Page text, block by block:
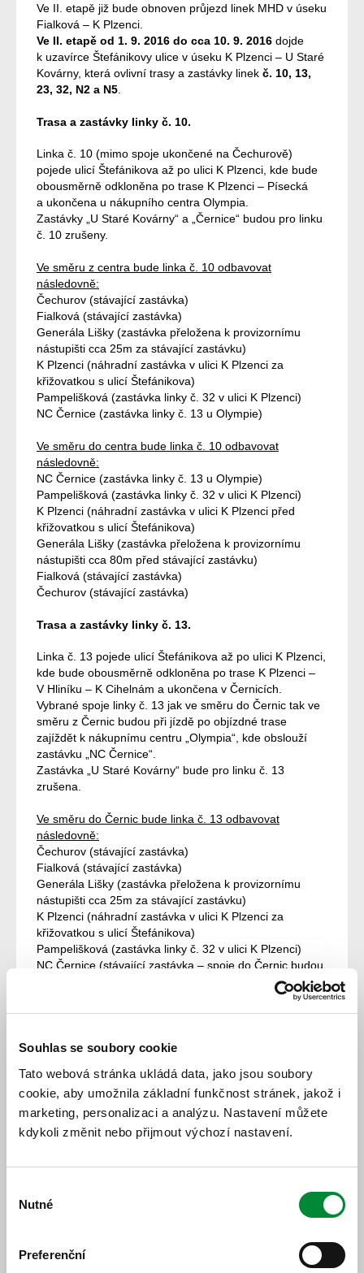
Souhlas se soubory cookie
Tato webová stránka ukládá data, jako jsou soubory
cookie, aby umožnila základní funkčnost stránek, jakož i
marketing, personalizaci a analýzu. Nastavení můžete
kdykoli změnit nebo přijmout výchozí nastavení.
souhlasu
Nutné
Preferenční
Ve II. etapě již bude obnoven průjezd linek MHD v úseku
Fialková – K Plzenci.
Ve II. etapě od 1. 9. 2016 do cca 10. 9. 2016 dojde
k uzavírce Štefánikovy ulice v úseku K Plzenci – U Staré
Kovárny, která ovlivní trasy a zastávky linek č. 10, 13,
23, 32, N2 a N5
Trasa a zastávky linky č. 10.
Linka č. 10 (mimo spoje ukončené na Čechurově)
pojede ulicí Štefánikova až po ulici K Plzenci, kde bude
obousměrně odkloněna po trase K Plzenci – Písecká
a ukončena u nákupního centra Olympia.
Zastávky „U Staré Kovárny“ a „Černice“ budou pro linku
č. 10 zrušeny.
Ve směru z centra bude linka č. 10 odbavovat
následovně:
Čechurov (stávající zastávka)
Fialková (stávající zastávka)
Generála Lišky (zastávka přeložena k provizornímu
nástupišti cca 25m za stávající zastávku)
K Plzenci (náhradní zastávka v ulici K Plzenci za
křižovatkou s ulicí Štefánikova)
Pampelišková (zastávka linky č. 32 v ulici K Plzenci)
NC Černice (zastávka linky č. 13 u Olympie)
Ve směru do centra bude linka č. 10 odbavovat
následovně:
NC Černice (zastávka linky č. 13 u Olympie)
Pampelišková (zastávka linky č. 32 v ulici K Plzenci)
K Plzenci (náhradní zastávka v ulici K Plzenci před
křižovatkou s ulicí Štefánikova)
Generála Lišky (zastávka přeložena k provizornímu
nástupišti cca 80m před stávající zastávku)
Fialková (stávající zastávka)
Čechurov (stávající zastávka)
Trasa a zastávky linky č. 13.
Linka č. 13 pojede ulicí Štefánikova až po ulici K Plzenci,
kde bude obousměrně odkloněna po trase K Plzenci –
V Hliníku – K Cihelnám a ukončena v Černicích.
Vybrané spoje linky č. 13 jak ve směru do Černic tak ve
směru z Černic budou při jízdě po objízdné trase
zajíždět k nákupnímu centru „Olympia“, kde obslouží
zastávku „NC Černice“.
Zastávka „U Staré Kovárny“ bude pro linku č. 13
zrušena.
Ve směru do Černic bude linka č. 13 odbavovat
následovně:
Čechurov (stávající zastávka)
Fialková (stávající zastávka)
Generála Lišky (zastávka přeložena k provizornímu
nástupišti cca 25m za stávající zastávku)
K Plzenci (náhradní zastávka v ulici K Plzenci za
křižovatkou s ulicí Štefánikova)
Pampelišková (zastávka linky č. 32 v ulici K Plzenci)
NC Černice (stávající zastávka – spoje do Černic budou
odjíždět ze zadní poloviny nástupiště – do zastávky NC
Černice budou spoje jedoucí z centra do Černic zajíždět
pouze v období od 7:20 hod. do 23:00. hod.)
K Losiné (stávající zastávka ve směru do Černic)
Ve směru do centra bude linka č. 13 odbavovat
následovně:
Černice (stávající zastávka ve směru z Černic u požární
NC Černice (stávající zastávka – spoje do centra budou
odjíždět od stávajícího označníku v přední polovině
jedoucí z Černic do centra zajíždět pouze v období od
7:37 hod. do 23:20 hod.)